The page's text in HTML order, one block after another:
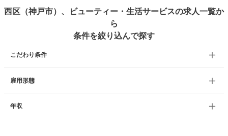
西区（神戸市）、ビューティー・生活サービスの求人一覧か
ら
条件を絞り込んで探す
こだわり条件
雇用形態
年収